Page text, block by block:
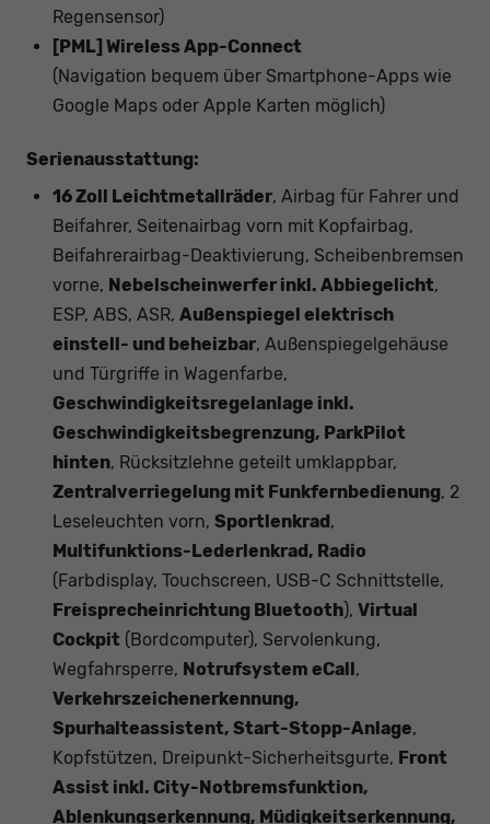
Regensensor)
[PML] Wireless App-Connect
(Navigation bequem über Smartphone-Apps wie
Google Maps oder Apple Karten möglich)
Serienausstattung:
16 Zoll Leichtmetallräder, Airbag für Fahrer und
Beifahrer, Seitenairbag vorn mit Kopfairbag,
Beifahrerairbag-Deaktivierung, Scheibenbremsen
vorne, Nebelscheinwerfer inkl. Abbiegelicht,
ESP, ABS, ASR, Außenspiegel elektrisch
einstell- und beheizbar, Außenspiegelgehäuse
und Türgriffe in Wagenfarbe,
Geschwindigkeitsregelanlage inkl.
Geschwindigkeitsbegrenzung, ParkPilot
hinten, Rücksitzlehne geteilt umklappbar,
Zentralverriegelung mit Funkfernbedienung, 2
Leseleuchten vorn, Sportlenkrad ,
Multifunktions-Lederlenkrad, Radio
(Farbdisplay, Touchscreen, USB-C Schnittstelle,
Freisprecheinrichtung Bluetooth), Virtual
Cockpit (Bordcomputer), Servolenkung,
Wegfahrsperre, Notrufsystem eCall ,
Verkehrszeichenerkennung,
Spurhalteassistent, Start-Stopp-Anlage,
Kopfstützen, Dreipunkt-Sicherheitsgurte, Front
Assist inkl. City-Notbremsfunktion,
Ablenkungserkennung, Müdigkeitserkennung,